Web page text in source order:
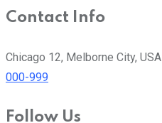
Contact Info
Chicago 12, Melborne City, USA
000-999
Follow Us